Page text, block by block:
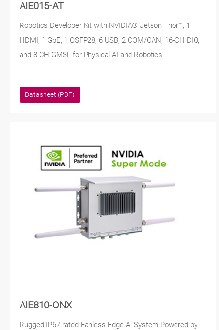
AIE015-AT
Robotics Developer Kit with NVIDIA® Jetson Thor™, 1
HDMI, 1 GbE, 1 QSFP28, 6 USB, 2 COM/CAN, 16-CH DIO,
and 8-CH GMSL for Physical AI and Robotics
Datasheet (PDF)
AIE810-ONX
Rugged IP67-rated Fanless Edge AI System Powered by